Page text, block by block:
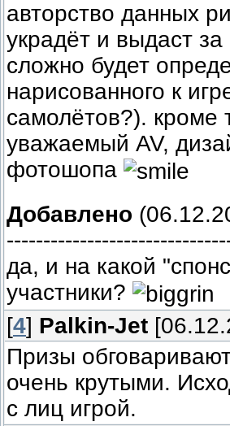
авторство данных
украдёт и выдаст
сложно будет
нарисованного к
самолётов?). кроме
уважаемый AV,
фотошопа
Добавлено
да, и на какой
участники?
[4] Palkin-Jet
Призы
очень крутыми.
с лиц игрой.